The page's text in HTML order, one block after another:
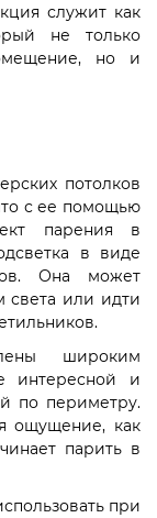
служит как
не только
но и
потолков
с ее помощью
парения в
в виде
Она может
света или идти
широким
интересной и
по периметру.
ощущение, как
парить в
при